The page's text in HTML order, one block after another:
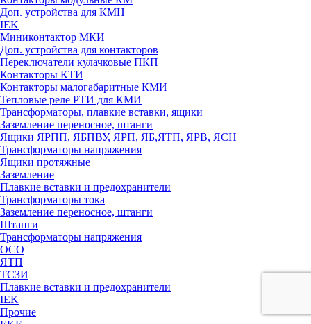
Доп. устройства для КМН
IEK
Миниконтактор МКИ
Доп. устройства для контакторов
Переключатели кулачковые ПКП
Контакторы КТИ
Контакторы малогабаритные КМИ
Тепловые реле РTИ для КМИ
Трансформаторы, плавкие вставки, ящики
Заземление переносное, штанги
Ящики ЯРПП, ЯБПВУ, ЯРП, ЯБ,ЯТП, ЯРВ, ЯСН
Трансформаторы напряжения
Ящики протяжные
Заземление
Плавкие вставки и предохранители
Трансформаторы тока
Заземление переносное, штанги
Штанги
Трансформаторы напряжения
ОСО
ЯТП
ТСЗИ
Плавкие вставки и предохранители
IEK
Прочие